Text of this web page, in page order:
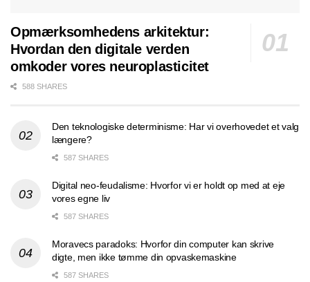
Opmærksomhedens arkitektur:
Hvordan den digitale verden
omkoder vores neuroplasticitet
588 SHARES
Den teknologiske determinisme: Har vi overhovedet et valg
længere?
587 SHARES
Digital neo-feudalisme: Hvorfor vi er holdt op med at eje
vores egne liv
587 SHARES
Moravecs paradoks: Hvorfor din computer kan skrive
digte, men ikke tømme din opvaskemaskine
587 SHARES